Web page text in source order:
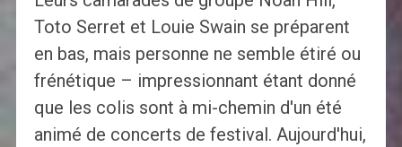
Toto Serret et Louie Swain se préparent
en bas, mais personne ne semble étiré ou
frénétique – impressionnant étant donné
que les colis sont à mi-chemin d'un été
animé de concerts de festival. Aujourd'hui,